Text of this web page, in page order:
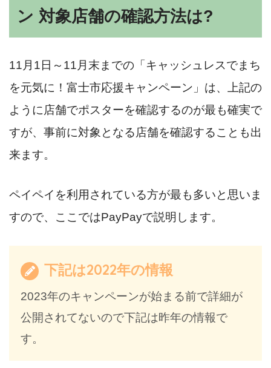
ン 対象店舗の確認方法は?
11月1日～11月末までの「キャッシュレスでまち
を元気に！富士市応援キャンペーン」は、上記の
ように店舗でポスターを確認するのが最も確実で
すが、事前に対象となる店舗を確認することも出
来ます。
ペイペイを利用されている方が最も多いと思いま
すので、ここではPayPayで説明します。
下記は2022年の情報
2023年のキャンペーンが始まる前で詳細が
公開されてないので下記は昨年の情報で
す。